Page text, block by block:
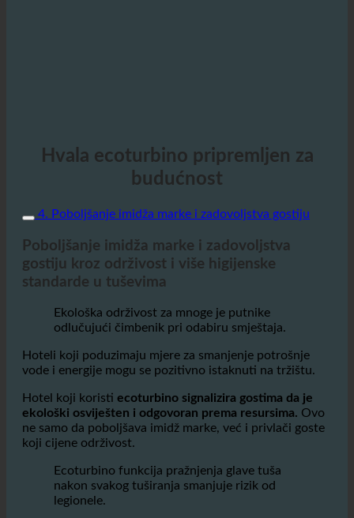
budućnost
4. Poboljšanje imidža marke i zadovoljstva gostiju
Poboljšanje imidža marke i zadovoljstva
standarde u tuševima
Ekološka održivost za mnoge je putnike
odlučujući čimbenik pri odabiru smještaja.
Hoteli koji poduzimaju mjere za smanjenje potrošnje
vode i energije mogu se pozitivno istaknuti na tržištu.
Hotel koji koristiecoturbino signalizira gostima da je
ekološki osviješten i odgovoran prema resursima.
ne samo da poboljšava imidž marke, već i privlači goste
koji cijene održivost.
Ecoturbino funkcija pražnjenja glave tuša